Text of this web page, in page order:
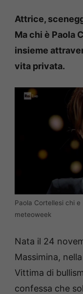
Attrice,
Ma chi è Paola
insieme
vita privata.
Paola Cortellesi chi
meteoweek
Nata il 24
Massimina,
Vittima di
confessa che